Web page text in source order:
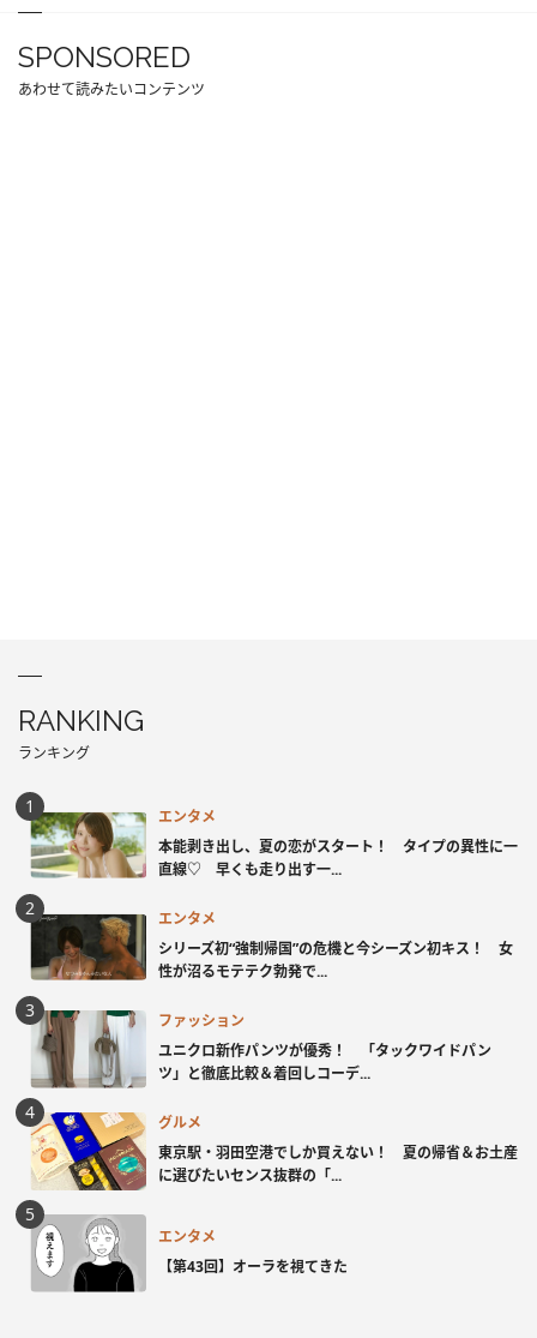
SPONSORED
あわせて読みたいコンテンツ
RANKING
ランキング
エンタメ
本能剥き出し、夏の恋がスタート！ タイプの異性に一
直線♡ 早くも走り出す一...
エンタメ
シリーズ初“強制帰国”の危機と今シーズン初キス！ 女
性が沼るモテテク勃発で...
ファッション
ユニクロ新作パンツが優秀！ 「タックワイドパン
ツ」と徹底比較＆着回しコーデ...
グルメ
東京駅・羽田空港でしか買えない！ 夏の帰省＆お土産
に選びたいセンス抜群の「...
エンタメ
【第43回】オーラを視てきた